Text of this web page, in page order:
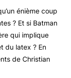
énième coup
? Et si Batman
qui implique
du latex ? En
de Christian